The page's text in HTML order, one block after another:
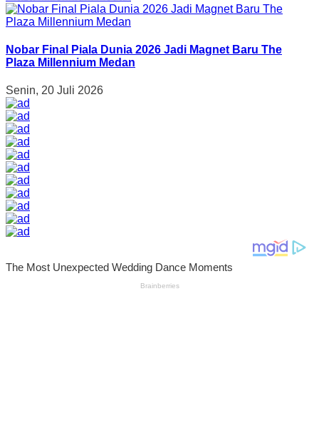
Nobar Final Piala Dunia 2026 Jadi Magnet Baru The
Plaza Millennium Medan
Senin, 20 Juli 2026